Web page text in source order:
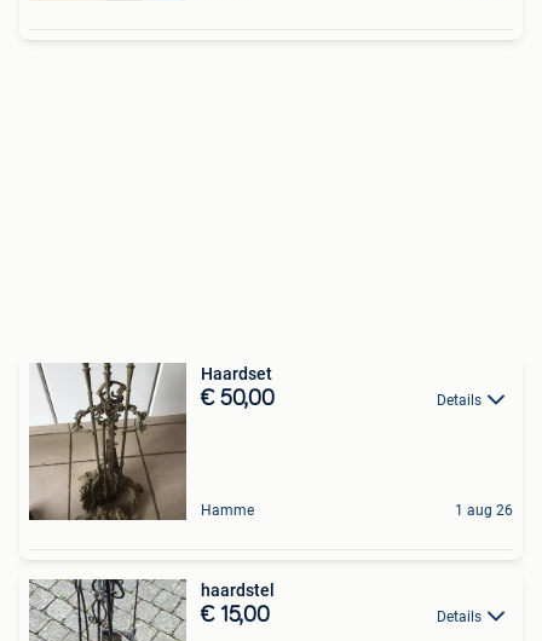
Haardset
€ 50,00 Details
Hamme 1 aug 26
haardstel
€ 15,00 Details